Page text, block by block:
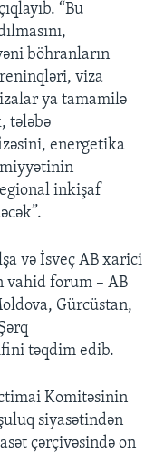
“Bu
böhranların
viza
ya tamamilə
tələbə
energetika
inkişaf
və İsveç AB xarici
vahid forum – AB
Gürcüstan,
təqdim edib.
Komitəsinin
siyasətindən
çərçivəsində on